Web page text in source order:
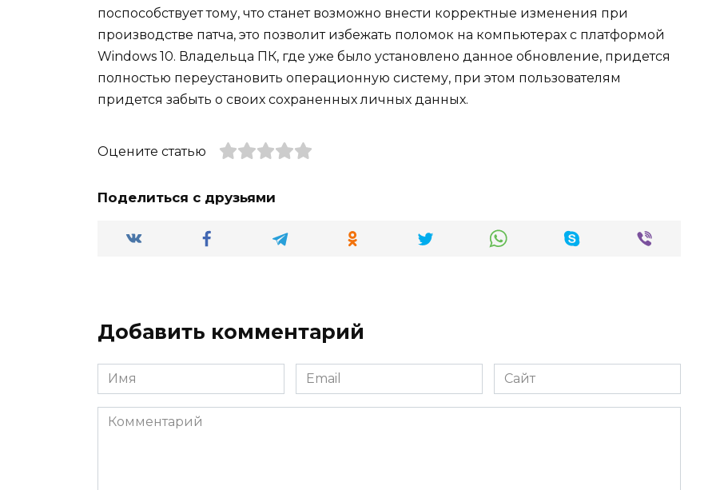
поспособствует тому, что станет возможно внести корректные изменения при
производстве патча, это позволит избежать поломок на компьютерах с платформой
Windows 10. Владельца ПК, где уже было установлено данное обновление, придется
полностью переустановить операционную систему, при этом пользователям
придется забыть о своих сохраненных личных данных.
Оцените статью
Поделиться с друзьями
Добавить комментарий
Имя
*
Email
*
Сайт
Комментарий